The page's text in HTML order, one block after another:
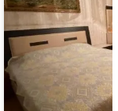
удобствами